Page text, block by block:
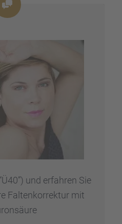
und erfah­ren Sie
Falten­kor­rek­tur mit